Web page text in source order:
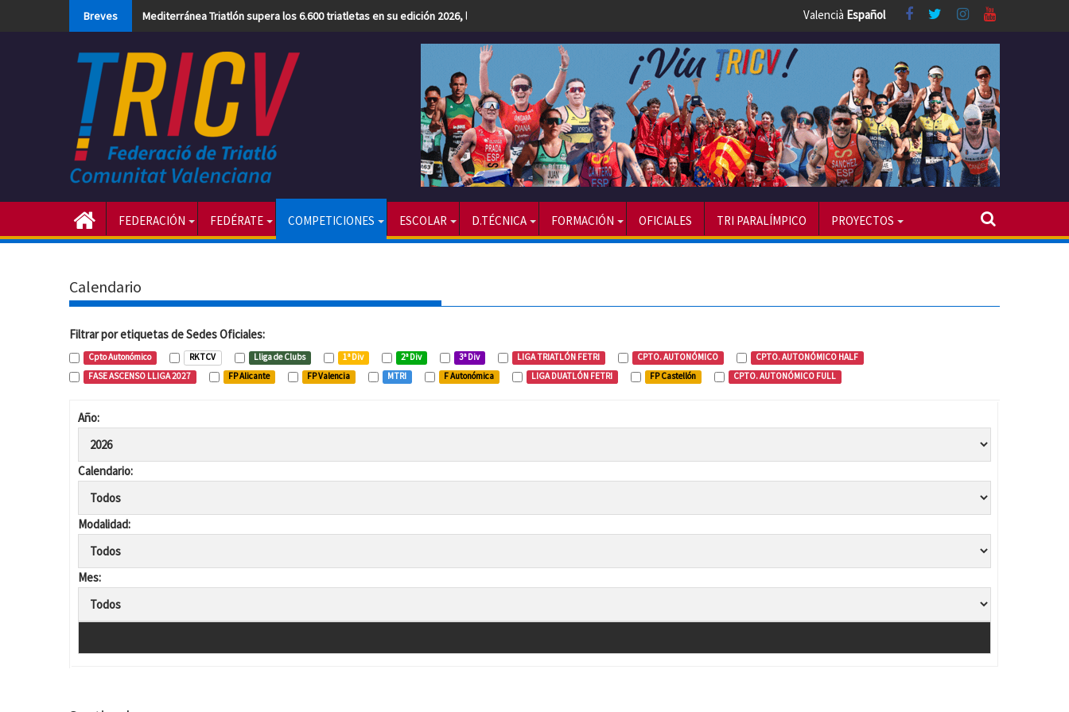
Breves Mediterránea Triatlón supera los 6.600 triatletas en su edición 2026, la más numerosa hasta la fecha Valencià Español
FEDERACIÓN FEDÉRATE COMPETICIONES ESCOLAR D.TÉCNICA FORMACIÓN OFICIALES TRI PARALÍMPICO PROYECTOS
Calendario
Filtrar por etiquetas de Sedes Oficiales:
Cpto Autonómico RKTCV Lliga de Clubs 1ª Div 2ª Div 3ª Div LIGA TRIATLÓN FETRI CPTO. AUTONÓMICO
CPTO. AUTONÓMICO HALF
FASE ASCENSO LLIGA 2027
FP Alicante FP Valencia MTRI F Autonómica LIGA DUATLÓN FETRI FP Castellón CPTO. AUTONÓMICO FULL
Año:
Calendario:
Modalidad:
Mes: